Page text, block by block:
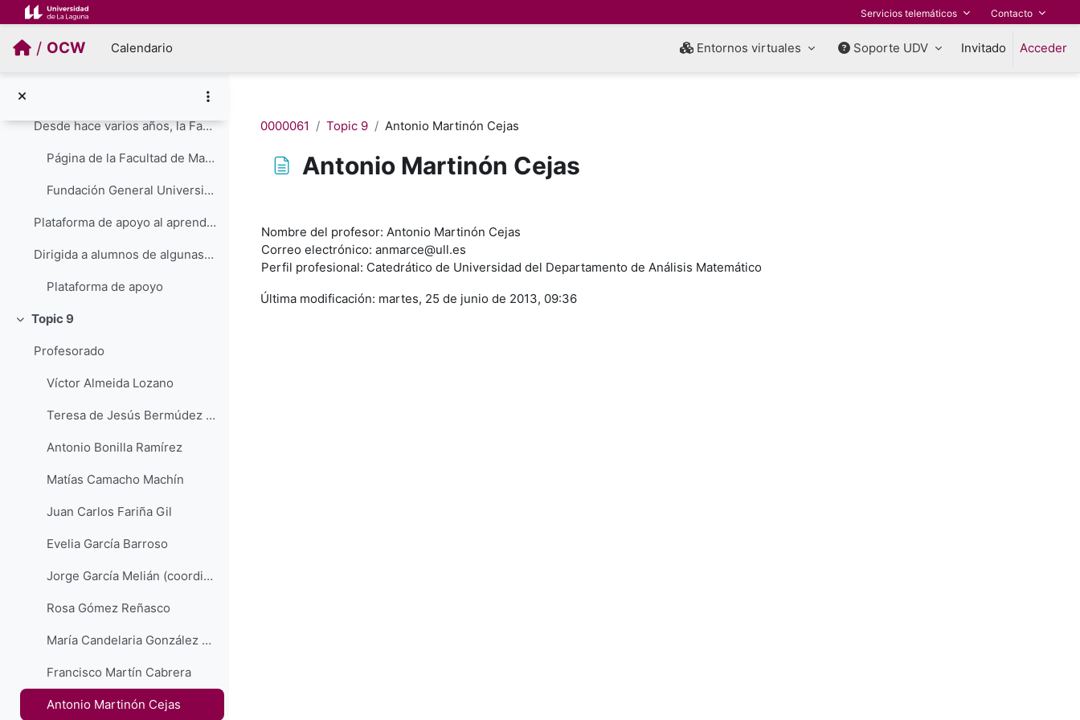
Salta al contenido principal Servicios telemáticos Contacto
/ OCW Calendario Entornos virtuales Soporte UDV Invitado Acceder
Colapsar
Curso introductorio a las Matemáticas universita...
Desde hace varios años, la Facultad de Matemáticas...
Página de la Facultad de Matemáticas
Fundación General Universidad de La Laguna
Plataforma de apoyo al aprendizaje de las Matemát...
Dirigida a alumnos de algunas titulaciones de la U...
Plataforma de apoyo
Colapsar
Topic 9
Profesorado
Víctor Almeida Lozano
Teresa de Jesús Bermúdez de León
Antonio Bonilla Ramírez
Matías Camacho Machín
Juan Carlos Fariña Gil
Evelia García Barroso
Jorge García Melián (coordinador)
Rosa Gómez Reñasco
María Candelaria González Dávila
Francisco Martín Cabrera
Antonio Martinón Cejas
0000061 Topic 9 Antonio Martinón Cejas
Antonio Martinón Cejas
Nombre del profesor: Antonio Martinón Cejas
Correo electrónico: anmarce@ull.es
Perfil profesional: Catedrático de Universidad del Departamento de Análisis Matemático
Última modificación: martes, 25 de junio de 2013, 09:36